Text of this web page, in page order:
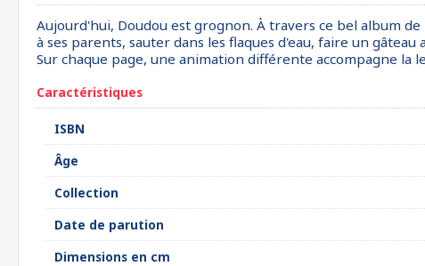
Aujourd'hui, Doudou est grognon. À travers ce bel album
à ses parents, sauter dans les flaques d'eau, faire un gâteau
Sur chaque page, une animation différente accompagne la
Caractéristiques
ISBN
Âge
Collection
Date de parution
Dimensions en cm